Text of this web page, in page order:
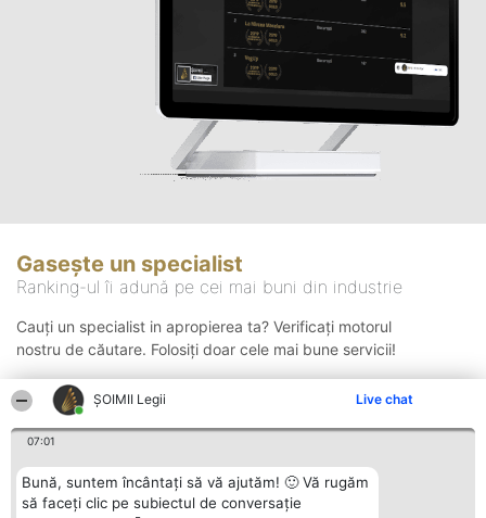
ȘOIMII Legii Live chat
07:01
Bună, suntem încântați să vă ajutăm! 🙂 Vă rugăm
să faceți clic pe subiectul de conversație
Gasește un specialist
Ranking-ul îi adună pe cei mai buni din industrie
Cauți un specialist in apropierea ta? Verificați motorul
nostru de căutare. Folosiți doar cele mai bune servicii!